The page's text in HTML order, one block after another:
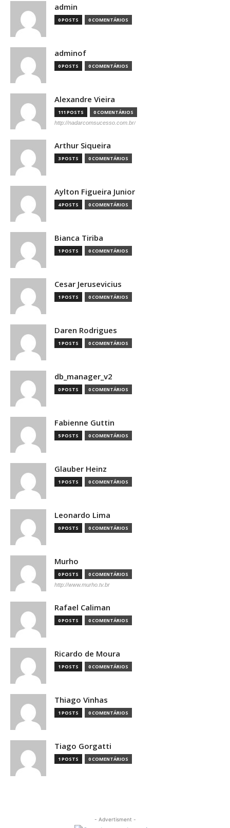
admin
0 POSTS 0 COMENTÁRIOS
adminof
0 POSTS 0 COMENTÁRIOS
Alexandre Vieira
111 POSTS 0 COMENTÁRIOS
http://nadarcomsucesso.com.br/
Arthur Siqueira
3 POSTS 0 COMENTÁRIOS
Aylton Figueira Junior
4 POSTS 0 COMENTÁRIOS
Bianca Tiriba
1 POSTS 0 COMENTÁRIOS
Cesar Jerusevicius
1 POSTS 0 COMENTÁRIOS
Daren Rodrigues
1 POSTS 0 COMENTÁRIOS
db_manager_v2
0 POSTS 0 COMENTÁRIOS
Fabienne Guttin
5 POSTS 0 COMENTÁRIOS
Glauber Heinz
1 POSTS 0 COMENTÁRIOS
Leonardo Lima
0 POSTS 0 COMENTÁRIOS
Murho
0 POSTS 0 COMENTÁRIOS
http://www.murho.tv.br
Rafael Caliman
0 POSTS 0 COMENTÁRIOS
Ricardo de Moura
1 POSTS 0 COMENTÁRIOS
Thiago Vinhas
1 POSTS 0 COMENTÁRIOS
Tiago Gorgatti
1 POSTS 0 COMENTÁRIOS
- Advertisment -